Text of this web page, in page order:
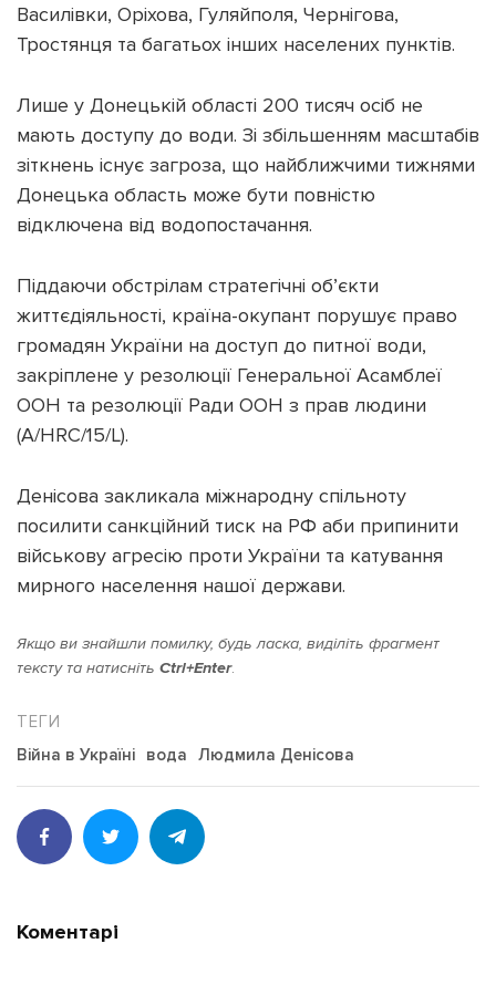
Підтримати dyvys.info
Василівки, Оріхова, Гуляйполя, Чернігова,
Тростянця та багатьох інших населених пунктів.
Лише у Донецькій області 200 тисяч осіб не
мають доступу до води. Зі збільшенням масштабів
зіткнень існує загроза, що найближчими тижнями
Донецька область може бути повністю
відключена від водопостачання.
Піддаючи обстрілам стратегічні об’єкти
життєдіяльності, країна-окупант порушує право
громадян України на доступ до питної води,
закріплене у резолюції Генеральної Асамблеї
ООН та резолюції Ради ООН з прав людини
(A/HRC/15/L).
Денісова закликала міжнародну спільноту
посилити санкційний тиск на РФ аби припинити
військову агресію проти України та катування
мирного населення нашої держави.
Якщо ви знайшли помилку, будь ласка, виділіть фрагмент
тексту та натисніть Ctrl+Enter.
Війна в Україні вода Людмила Денісова
Коментарі